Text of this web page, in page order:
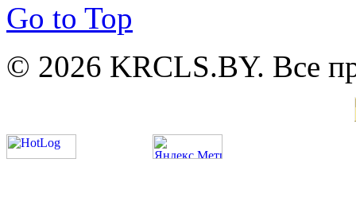
Go to Top
© 2026 KRCLS.BY. Все